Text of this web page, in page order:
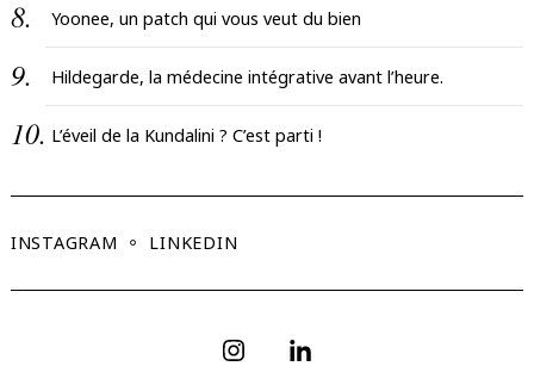
Yoonee, un patch qui vous veut du bien
Hildegarde, la médecine intégrative avant l’heure.
L’éveil de la Kundalini ? C’est parti !
INSTAGRAM LINKEDIN
InstagramLinkedin